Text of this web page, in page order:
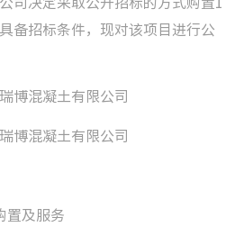
备招标条件，现对该项目进行公
博混凝土有限公司
博混凝土有限公司
置及服务